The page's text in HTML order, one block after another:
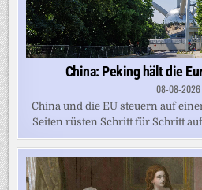
China: Peking hält die
08-08-2026
China und die EU steuern auf
Seiten rüsten Schritt für Schritt